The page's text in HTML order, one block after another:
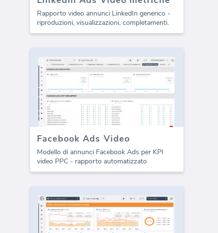
Rapporto video annunci LinkedIn generico -
riproduzioni, visualizzazioni, completamenti.
Facebook Ads Video
Modello di annunci Facebook Ads per KPI
video PPC - rapporto automatizzato